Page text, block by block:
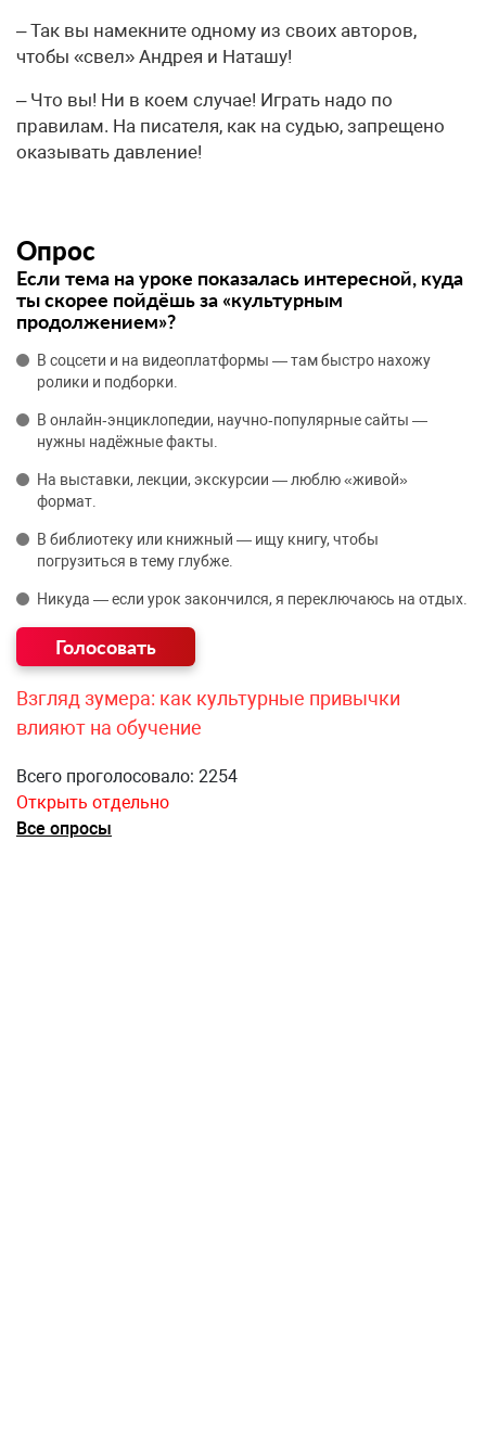
– Так вы намекните одному из своих авторов,
чтобы «свел» Андрея и Наташу!
– Что вы! Ни в коем случае! Играть надо по
правилам. На писателя, как на судью, запрещено
оказывать давление!
Опрос
Если тема на уроке показалась интересной, куда
ты скорее пойдёшь за «культурным
продолжением»?
В соцсети и на видеоплатформы — там быстро нахожу
ролики и подборки.
В онлайн‑энциклопедии, научно‑популярные сайты —
нужны надёжные факты.
На выставки, лекции, экскурсии — люблю «живой»
формат.
В библиотеку или книжный — ищу книгу, чтобы
погрузиться в тему глубже.
Никуда — если урок закончился, я переключаюсь на отдых.
Взгляд зумера: как культурные привычки
влияют на обучение
Всего проголосовало: 2254
Открыть отдельно
Все опросы